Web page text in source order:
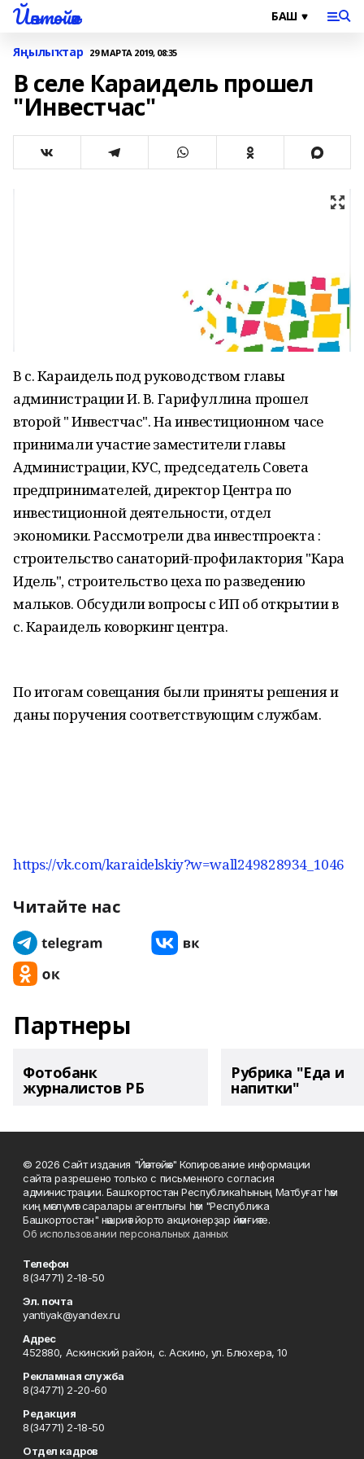
Йәнтөйәк
Яңылыҡтар 29 МАРТА 2019, 08:35
В селе Караидель прошел
"Инвестчас"
В с. Караидель под руководством главы
администрации И. В. Гарифуллина прошел
второй " Инвестчас". На инвестиционном часе
принимали участие заместители главы
Администрации, КУС, председатель Совета
предпринимателей, директор Центра по
инвестиционной деятельности, отдел
экономики. Рассмотрели два инвестпроекта :
строительство санаторий-профилактория "Кара
Идель", строительство цеха по разведению
мальков. Обсудили вопросы с ИП об открытии в
с. Караидель коворкинг центра.
По итогам совещания были приняты решения и
даны поручения соответствующим службам.
https://vk.com/karaidelskiy?w=wall249828934_1046
Читайте нас
Партнеры
Фотобанк
журналистов РБ
Рубрика "Еда и
напитки"
© 2026 Сайт издания "Йәнтөйәк" Копирование информации
сайта разрешено только с письменного согласия
администрации. Башҡортостан Республикаһының Матбуғат һәм
киң мәғлүмәт саралары агентлығы һәм "Республика
Башкортостан" нәшриәт йорто акционерҙар йәмғиәте.
Об использовании персональных данных
Телефон
8(34771) 2-18-50
Эл. почта
yantiyak@yandex.ru
Адрес
452880, Аскинский район, с. Аскино, ул. Блюхера, 10
Рекламная служба
8(34771) 2-20-60
Редакция
8(34771) 2-18-50
Отдел кадров